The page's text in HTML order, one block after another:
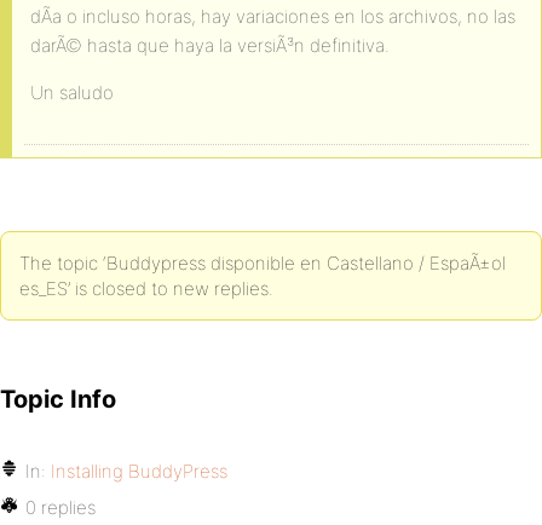
dÃ­a o incluso horas, hay variaciones en los archivos, no las
darÃ© hasta que haya la versiÃ³n definitiva.
Un saludo
The topic ‘Buddypress disponible en Castellano / EspaÃ±ol
es_ES’ is closed to new replies.
Topic Info
In: Installing BuddyPress
0 replies